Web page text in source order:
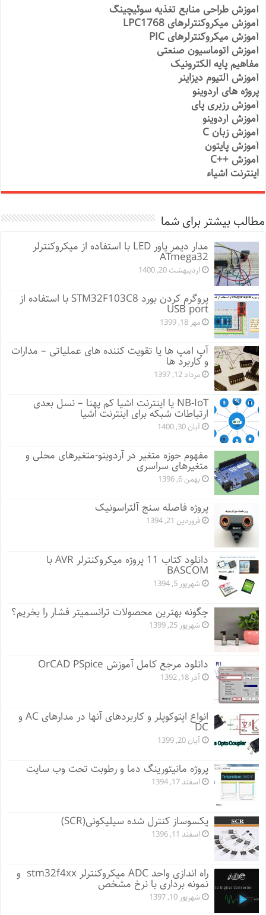
آموزش طراحی منابع تغذیه سوئیچینگ
آموزش میکروکنترلرهای LPC1768
آموزش میکروکنترلرهای PIC
آموزش اتوماسیون صنعتی
مفاهیم پایه الکترونیک
آموزش آلتیوم دیزاینر
پروژه های آردوینو
آموزش رزبری پای
آموزش آردوینو
آموزش زبان C
آموزش پایتون
آموزش ++C
اینترنت اشیاء
مطالب بیشتر برای شما
مدار دیمر پاور LED با استفاده از میکروکنترلر
ATmega32
اردیبهشت 20, 1400
پروگرم کردن بورد STM32F103C8 با استفاده از
USB port
مهر 18, 1399
آپ امپ ها یا تقویت کننده های عملیاتی – مدارات
و کاربرد ها
مرداد 12, 1397
NB-IoT یا اینترنت اشیا کم پهنا – نسل بعدی
ارتباطات شبکه برای اینترنت اشیا
آبان 30, 1400
مفهوم حوزه متغیر در آردوینو-متغیرهای محلی و
متغیرهای سراسری
بهمن 6, 1396
پروژه فاصله سنج آلتراسونیک
فروردین 21, 1394
دانلود کتاب 11 پروژه میکروکنترلر AVR با
BASCOM
شهریور 5, 1394
چگونه بهترین محصولات ترانسمیتر فشار را بخریم؟
شهریور 25, 1399
دانلود مرجع کامل آموزش OrCAD PSpice
آذر 18, 1392
انواع اپتوکوپلر و کاربردهای آنها در مدارهای AC و
DC
آبان 20, 1399
پروژه مانيتورينگ دما و رطوبت تحت وب سایت
اسفند 17, 1394
یکسوساز کنترل شده سیلیکونی(SCR)
اسفند 11, 1396
راه اندازی واحد ADC میکروکنترلر stm32f4xx و
نمونه برداری با نرخ مشخص
شهریور 10, 1397